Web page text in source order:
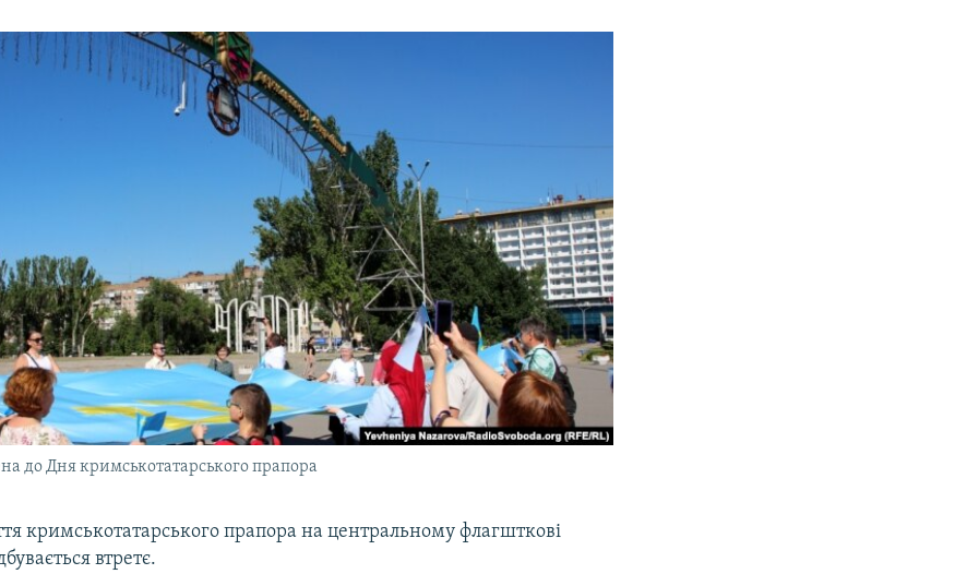
до Дня кримськотатарського прапора
кримськотатарського прапора на центральному флагшткові
втретє.